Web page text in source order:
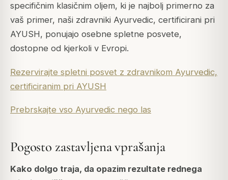
specifičnim klasičnim oljem, ki je najbolj primerno za
vaš primer, naši zdravniki Ayurvedic, certificirani pri
AYUSH, ponujajo osebne spletne posvete,
dostopne od kjerkoli v Evropi.
Rezervirajte spletni posvet z zdravnikom Ayurvedic,
certificiranim pri AYUSH
Prebrskajte vso Ayurvedic nego las
Pogosto zastavljena vprašanja
Kako dolgo traja, da opazim rezultate rednega